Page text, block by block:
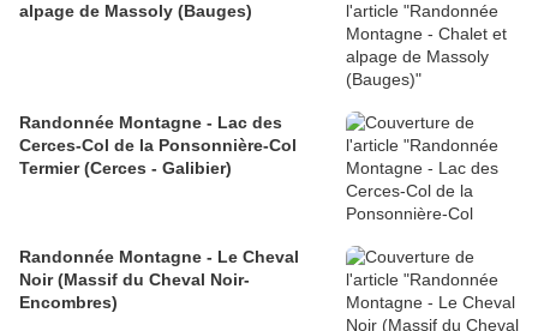
alpage de Massoly (Bauges)
Randonnée Montagne - Lac des
Cerces-Col de la Ponsonnière-Col
Termier (Cerces - Galibier)
Randonnée Montagne - Le Cheval
Noir (Massif du Cheval Noir-
Encombres)